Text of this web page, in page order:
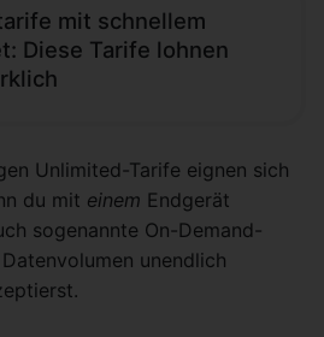
mit schnellem
Diese Tarife lohnen
Unlimited-Tarife eignen sich
du mit einem Endgerät
sogenannte On-Demand-
unendlich